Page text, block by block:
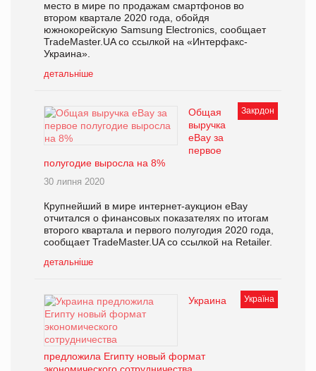
место в мире по продажам смартфонов во
втором квартале 2020 года, обойдя
южнокорейскую Samsung Electronics, сообщает
TradeMaster.UA со ссылкой на «Интерфакс-
Украина».
детальніше
Закрдон
Общая
выручка
eBay за
первое
полугодие выросла на 8%
30 липня 2020
Крупнейший в мире интернет-аукцион eBay
отчитался о финансовых показателях по итогам
второго квартала и первого полугодия 2020 года,
сообщает TradeMaster.UA со ссылкой на Retailer.
детальніше
Україна
Украина
предложила Египту новый формат